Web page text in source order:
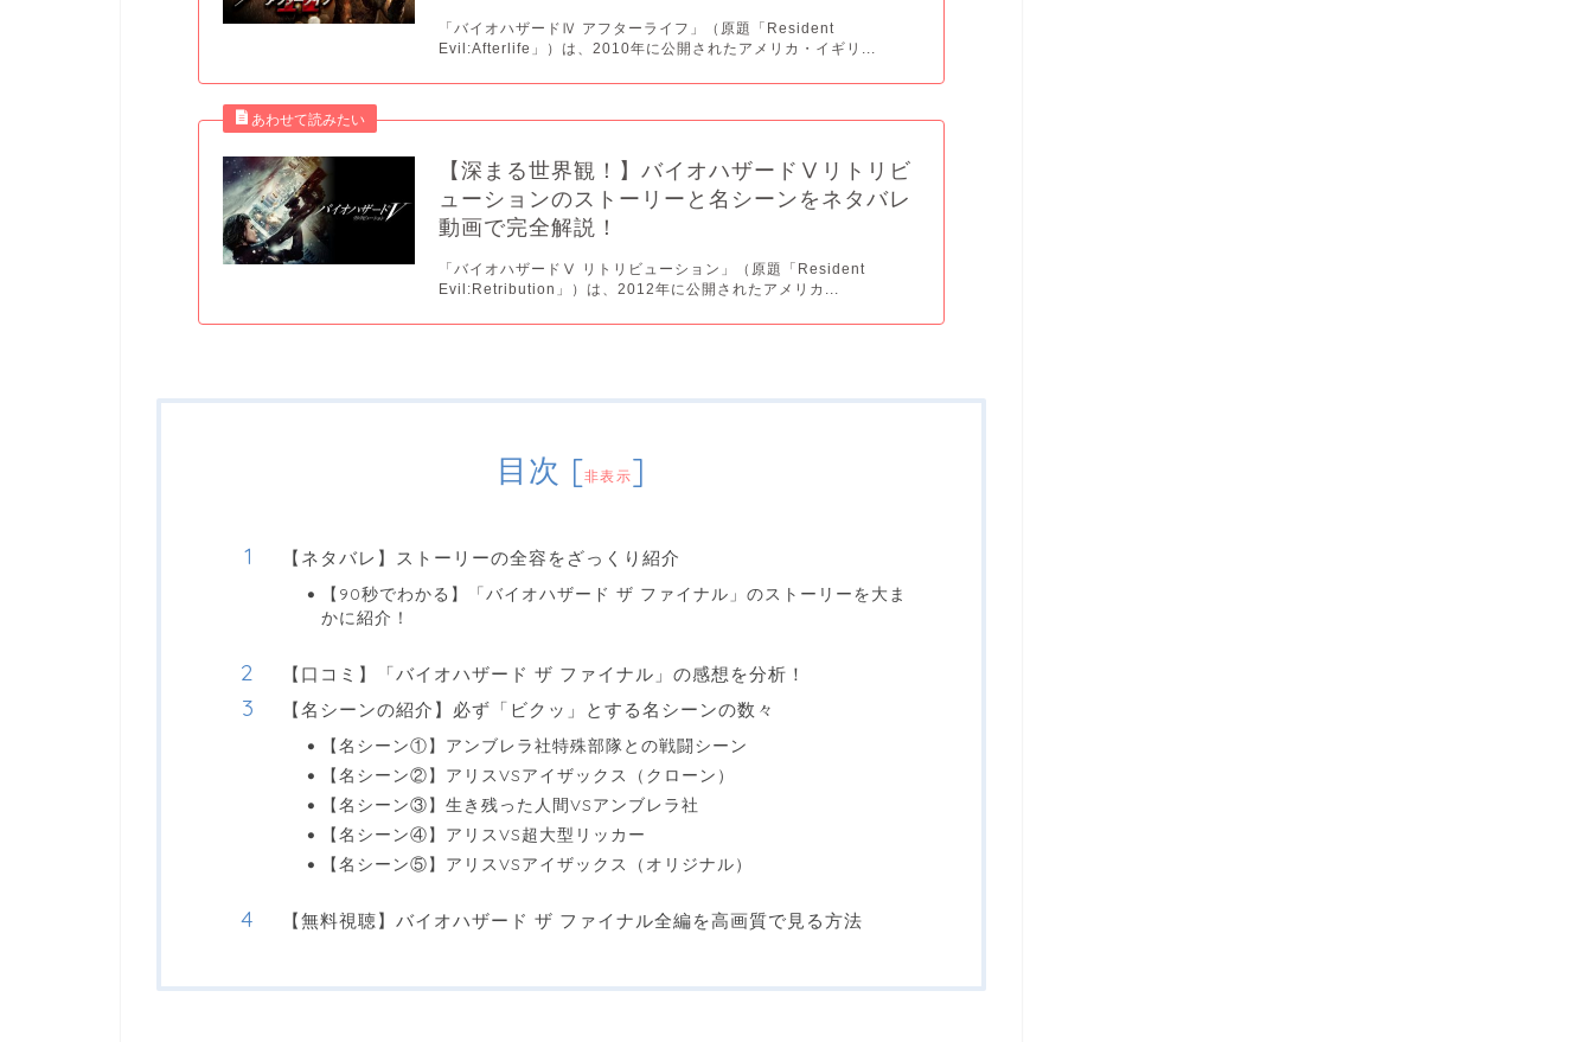
「バイオハザードⅣ アフターライフ」（原題「Resident
Evil:Afterlife」）は、2010年に公開されたアメリカ・イギリ...
【深まる世界観！】バイオハザードⅤリトリビ
ューションのストーリーと名シーンをネタバレ
動画で完全解説！
「バイオハザードⅤ リトリビューション」（原題「Resident
Evil:Retribution」）は、2012年に公開されたアメリカ...
目次 [非表示]
【ネタバレ】ストーリーの全容をざっくり紹介
【90秒でわかる】「バイオハザード ザ ファイナル」のストーリーを大ま
かに紹介！
【口コミ】「バイオハザード ザ ファイナル」の感想を分析！
【名シーンの紹介】必ず「ビクッ」とする名シーンの数々
【名シーン①】アンブレラ社特殊部隊との戦闘シーン
【名シーン②】アリスVSアイザックス（クローン）
【名シーン③】生き残った人間VSアンブレラ社
【名シーン④】アリスVS超大型リッカー
【名シーン⑤】アリスVSアイザックス（オリジナル）
【無料視聴】バイオハザード ザ ファイナル全編を高画質で見る方法